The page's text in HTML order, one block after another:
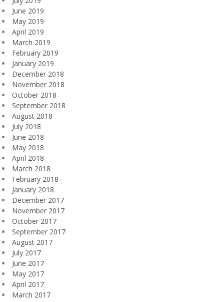
June 2019
May 2019
April 2019
March 2019
February 2019
January 2019
December 2018
November 2018
October 2018
September 2018
August 2018
July 2018
June 2018
May 2018
April 2018
March 2018
February 2018
January 2018
December 2017
November 2017
October 2017
September 2017
August 2017
July 2017
June 2017
May 2017
April 2017
March 2017